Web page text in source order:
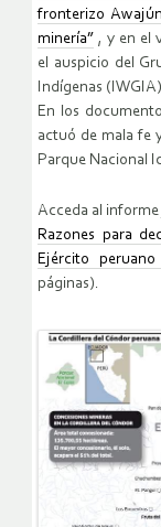
fronterizo
minería” , y en el
el auspicio del
Indígenas
En los
actuó de mala fe
Parque Nacional
Acceda al
Razones para
Ejército
páginas).